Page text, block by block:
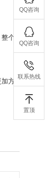
个
方
QQ咨询
QQ咨询
联系热线
置顶